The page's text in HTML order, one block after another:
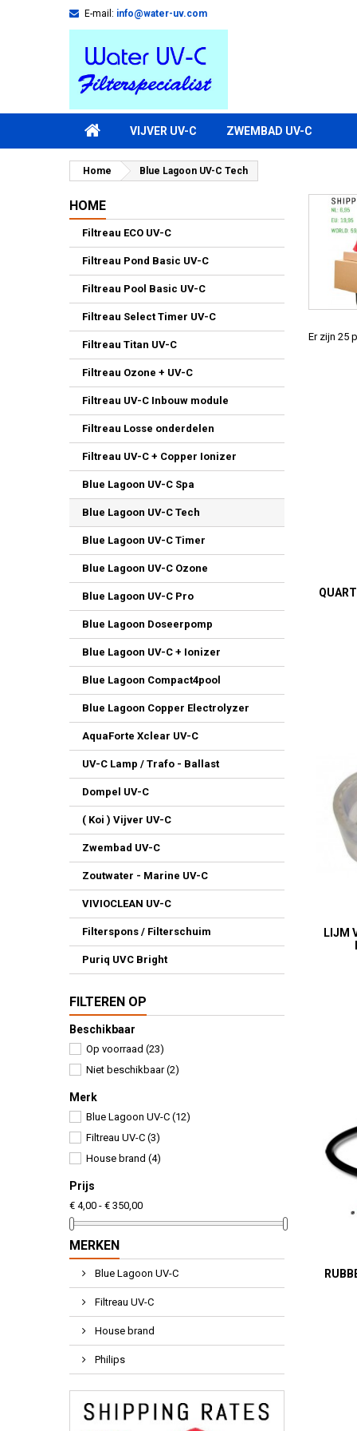
E-mail: info@water-uv.com
VIJVER UV-C ZWEMBAD UV-C
Home Blue Lagoon UV-C Tech
HOME
Filtreau ECO UV-C
Filtreau Pond Basic UV-C
Filtreau Pool Basic UV-C
Filtreau Select Timer UV-C
Filtreau Titan UV-C
Filtreau Ozone + UV-C
Filtreau UV-C Inbouw module
Filtreau Losse onderdelen
Filtreau UV-C + Copper Ionizer
Blue Lagoon UV-C Spa
Blue Lagoon UV-C Tech
Blue Lagoon UV-C Timer
Blue Lagoon UV-C Ozone
Blue Lagoon UV-C Pro
Blue Lagoon Doseerpomp
Blue Lagoon UV-C + Ionizer
Blue Lagoon Compact4pool
Blue Lagoon Copper Electrolyzer
AquaForte Xclear UV-C
UV-C Lamp / Trafo - Ballast
Dompel UV-C
( Koi ) Vijver UV-C
Zwembad UV-C
Zoutwater - Marine UV-C
VIVIOCLEAN UV-C
Filterspons / Filterschuim
Puriq UVC Bright
FILTEREN OP
Beschikbaar
Op voorraad (23)
Niet beschikbaar(2)
Merk
Blue Lagoon UV-C (12)
Filtreau UV-C (3)
House brand (4)
Prijs
€ 4,00 - € 350,00
MERKEN
Blue Lagoon UV-C
Filtreau UV-C
House brand
Philips
Er zijn 25
LIJM